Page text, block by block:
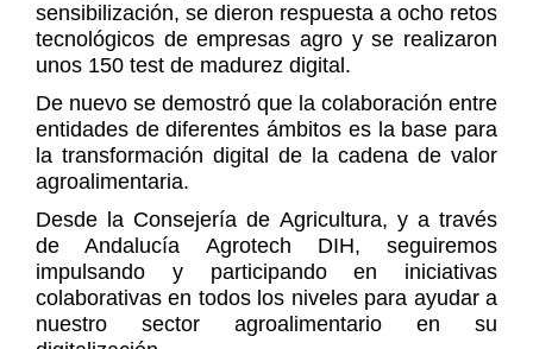
sensibilización, se dieron respuesta a ocho retos
tecnológicos de empresas agro y se realizaron
unos 150 test de madurez digital.
De nuevo se demostró que la colaboración entre
entidades de diferentes ámbitos es la base para
la transformación digital de la cadena de valor
agroalimentaria.
Desde la Consejería de Agricultura, y a través
de Andalucía Agrotech DIH, seguiremos
impulsando y participando en iniciativas
colaborativas en todos los niveles para ayudar a
nuestro sector agroalimentario en su